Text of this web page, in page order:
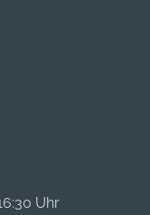
Uhr